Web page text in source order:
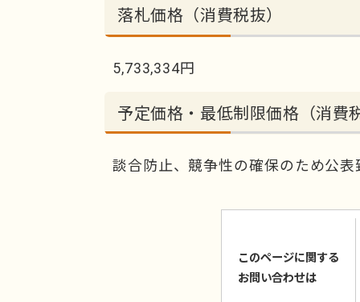
落札価格（消費税抜）
5,733,334円
予定価格・最低制限価格（消費
談合防止、競争性の確保のため公表
このページに関する
お問い合わせは